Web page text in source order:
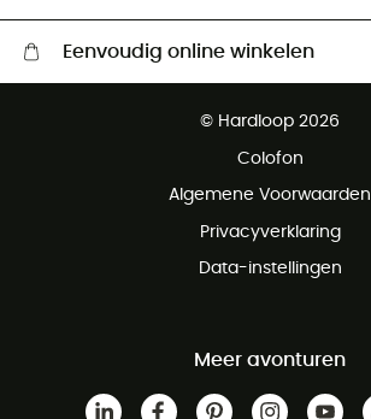
Eenvoudig online winkelen
Gratis retourneren binnen 100 dagen
© Hardloop 2026
Colofon
Algemene Voorwaarden
Privacyverklaring
Data-instellingen
Meer avonturen